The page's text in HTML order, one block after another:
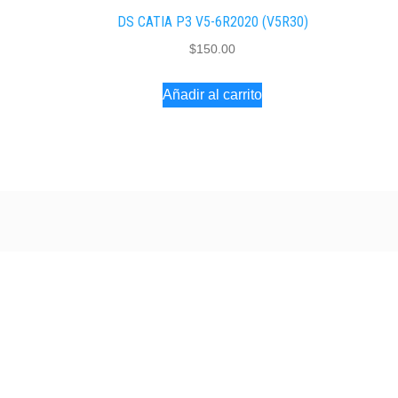
DS CATIA P3 V5-6R2020 (V5R30)
$150.00
Añadir al carrito